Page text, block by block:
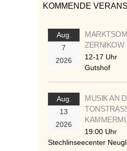
KOMMENDE
Aug.
7
2026
ZERNIKOW
12-17 Uhr
Gutshof
Aug.
13
2026
MUSIK AN
19:00 Uhr
Stechlinseecenter